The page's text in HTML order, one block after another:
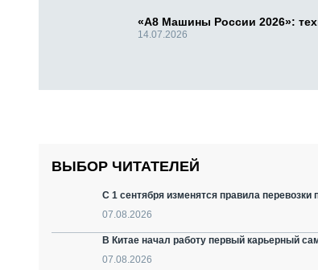
«А8 Машины России 2026»:
14.07.2026
ВЫБОР ЧИТАТЕЛЕЙ
С 1 сентября изменятся правила перевозки
07.08.2026
В Китае начал работу первый карьерный
07.08.2026